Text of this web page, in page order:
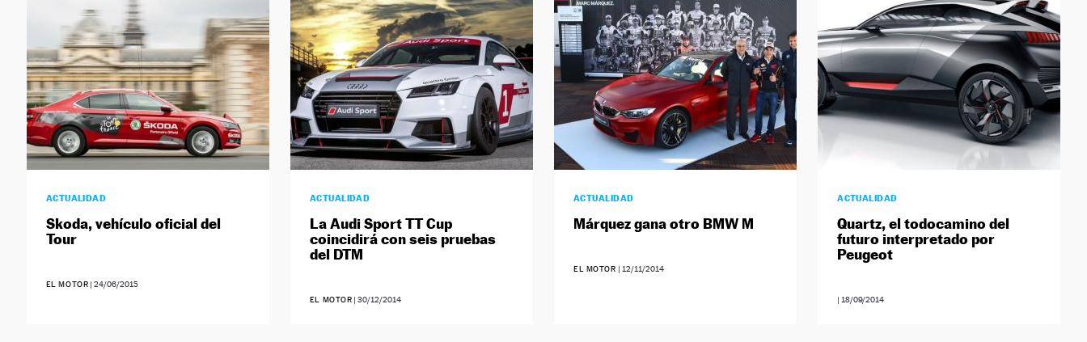
ACTUALIDAD
Skoda, vehículo oficial del
Tour
EL MOTOR |24/06/2015
ACTUALIDAD
La Audi Sport TT Cup
coincidirá con seis pruebas
del DTM
EL MOTOR |30/12/2014
ACTUALIDAD
Márquez gana otro BMW M
EL MOTOR | 12/11/2014
ACTUALIDAD
Quartz, el todocamino del
futuro interpretado por
Peugeot
|18/09/2014